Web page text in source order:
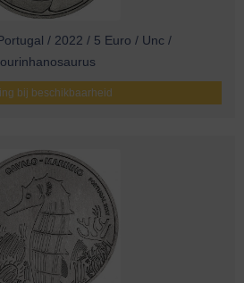
/ 2022 / 5 Euro / Unc /
bij beschikbaarheid